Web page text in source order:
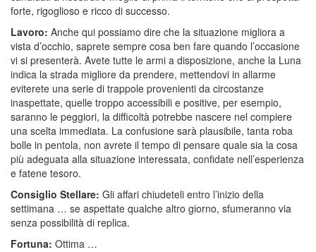
forte, rigoglioso e ricco di successo.
Lavoro: Anche qui possiamo dire che la situazione migliora a
vista d’occhio, saprete sempre cosa ben fare quando l’occasione
vi si presenterà. Avete tutte le armi a disposizione, anche la Luna
indica la strada migliore da prendere, mettendovi in allarme
eviterete una serie di trappole provenienti da circostanze
inaspettate, quelle troppo accessibili e positive, per esempio,
saranno le peggiori, la difficoltà potrebbe nascere nel compiere
una scelta immediata. La confusione sarà plausibile, tanta roba
bolle in pentola, non avrete il tempo di pensare quale sia la cosa
più adeguata alla situazione interessata, confidate nell’esperienza
e fatene tesoro.
Consiglio Stellare: Gli affari chiudeteli entro l’inizio della
settimana … se aspettate qualche altro giorno, sfumeranno via
senza possibilità di replica.
Fortuna: Ottima …